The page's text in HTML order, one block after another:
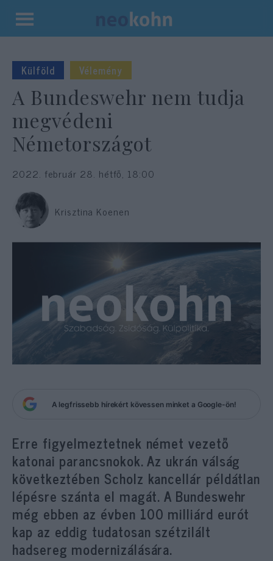
Kilépés
tartalomba
Külföld Vélemény
A Bundeswehr nem tudja
megvédeni
Németországot
2022. február 28. hétfő, 18:00
Krisztina Koenen
A legfrissebb hírekért kövessen minket a Google-ön!
Erre figyelmeztetnek német vezető
katonai parancsnokok. Az ukrán válság
következtében Scholz kancellár példátlan
lépésre szánta el magát. A Bundeswehr
még ebben az évben 100 milliárd eurót
kap az eddig tudatosan szétzilált
hadsereg modernizálására.